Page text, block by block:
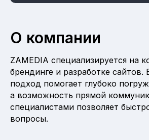
О компании
ZAMEDIA специализируется на
брендинге и разработке сайтов.
подход помогает глубоко
а возможность прямой
специалистами позволяет
вопросы.